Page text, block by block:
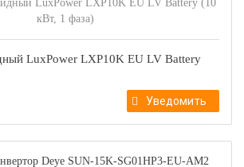
LuxPower LXP10K EU LV Battery
Уведомить